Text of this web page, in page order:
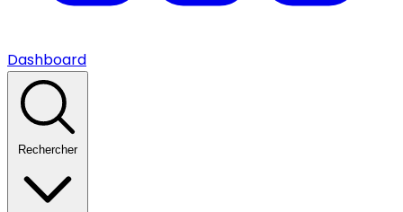
Dashboard
Rechercher